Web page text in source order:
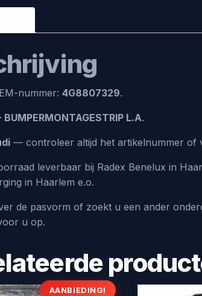
nummer: 4G8807329.
BUMPERMONTAGESTRIP L.A.
— controleer altijd het artikelnummer of
leverbaar bij Radex Benelux in
in Haarlem e.o.
de pasvorm of zoekt u een ander
u op.
AANBIEDING!